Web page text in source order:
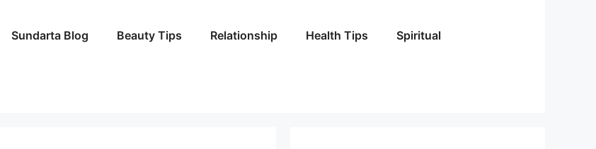
Sundarta Blog Beauty Tips Relationship Health Tips Spiritual